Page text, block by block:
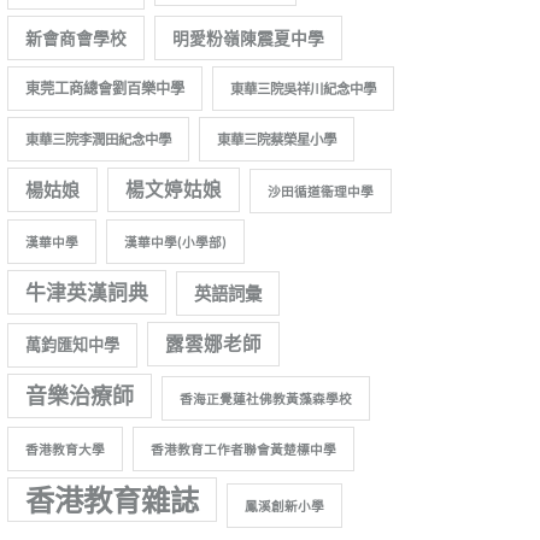
新會商會學校 明愛粉嶺陳震夏中學
東莞工商總會劉百樂中學 東華三院吳祥川紀念中學
東華三院李潤田紀念中學 東華三院蔡榮星小學
楊姑娘 楊文婷姑娘 沙田循道衞理中學
漢華中學 漢華中學(小學部)
牛津英漢詞典 英語詞彙
萬鈞匯知中學 露雲娜老師
音樂治療師 香海正覺蓮社佛教黃藻森學校
香港教育大學 香港教育工作者聯會黃楚標中學
香港教育雜誌 鳳溪創新小學